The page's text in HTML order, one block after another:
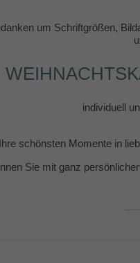
um Schriftgrößen,
individuell
schönsten Momente in
Sie mit ganz